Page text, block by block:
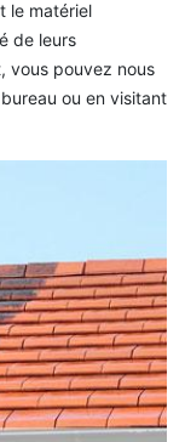
le matériel
de leurs
vous pouvez nous
ou en visitant